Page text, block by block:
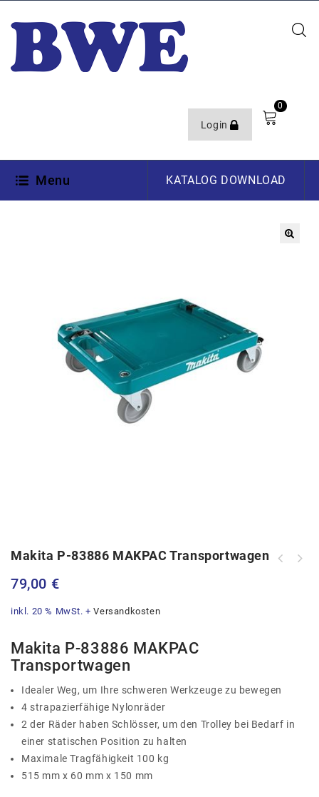
Login
0
Menu KATALOG DOWNLOAD
Makita P-83886 MAKPAC Transportwagen
79,00 €
inkl. 20 % MwSt. +Versandkosten
Makita P-83886 MAKPAC
Transportwagen
Idealer Weg, um Ihre schweren Werkzeuge zu bewegen
4 strapazierfähige Nylonräder
2 der Räder haben Schlösser, um den Trolley bei Bedarf in
einer statischen Position zu halten
Maximale Tragfähigkeit 100 kg
515 mm x 60 mm x 150 mm